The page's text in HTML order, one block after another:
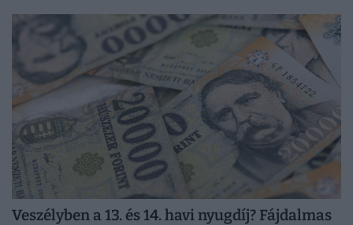
Veszélyben a 13. és 14. havi nyugdíj? Fájdalmas